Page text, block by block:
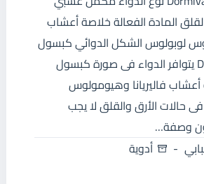
المادة الفعالة خلاصة أعشاب
لوبولوس الشكل الدوائي كبسول
دورميفال Dormival يتوافر الدواء فى صورة كبسول
فاليريانا وهيومولوس
حالات الأرق والقلق لا يجب
وصفة…
أدوية